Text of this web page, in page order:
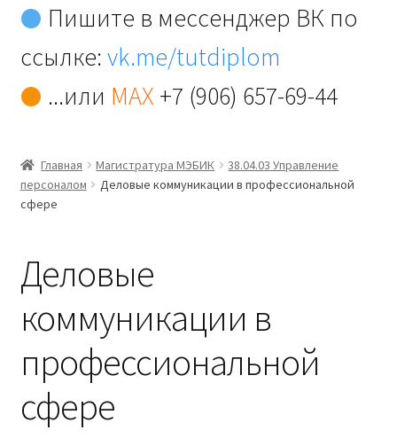
Контакты
Оферта
Политика конфиденциальности
Студентам
09.04.03 Прикладная информатика (2,5 года)
Пишите в мессенджер ВК по
ссылке:vk.me/tutdiplom
...или MAX +7 (906) 657-69-44
Главная Магистратура МЭБИК
38.04.03 Управление
персоналом
Деловые коммуникации в профессиональной
сфере
Деловые
коммуникации в
профессиональной
сфере